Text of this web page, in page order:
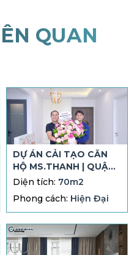
QUAN
DỰ ÁN CẢI TẠO CĂN
HỘ MS.THANH | QUẬN
7
Diện tích: 70m2
Phong cách: Hiện Đại